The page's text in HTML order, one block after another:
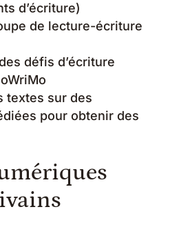
d’écriture)
de lecture-écriture
défis d’écriture
textes sur des
pour obtenir des